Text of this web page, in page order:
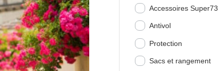
Accessoires Super73
Antivol
Protection
Sacs et rangement